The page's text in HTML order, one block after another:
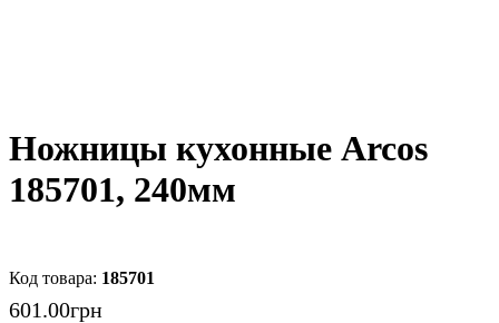
Ножницы кухонные Arcos
185701, 240мм
185701
601.00грн